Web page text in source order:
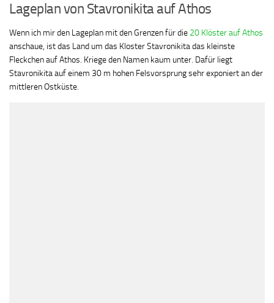
Lageplan von Stavronikita auf Athos
Wenn ich mir den Lageplan mit den Grenzen für die 20 Klöster auf Athos
anschaue, ist das Land um das Kloster Stavronikita das kleinste
Fleckchen auf Athos. Kriege den Namen kaum unter. Dafür liegt
Stavronikita auf einem 30 m hohen Felsvorsprung sehr exponiert an der
mittleren Ostküste.